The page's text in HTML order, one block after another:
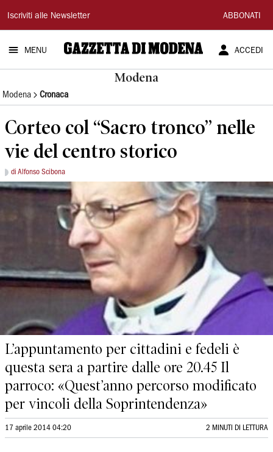
Gazzetta
di
Modena
Iscriviti alle Newsletter ABBONATI
MENU ACCEDI
Modena
Modena Cronaca
Corteo col “Sacro tronco” nelle
vie del centro storico
di Alfonso Scibona
L’appuntamento per cittadini e fedeli è
questa sera a partire dalle ore 20.45 Il
parroco: «Quest’anno percorso modificato
per vincoli della Soprintendenza»
17 aprile 2014 04:20 2 MINUTI DI LETTURA